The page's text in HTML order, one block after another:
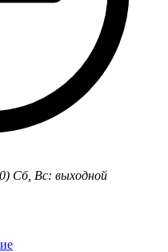
Сб, Вс: выходной